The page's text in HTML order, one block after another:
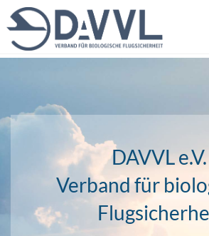
Direkt
zum
Inhalt
DAVVL e.V.
Verband für